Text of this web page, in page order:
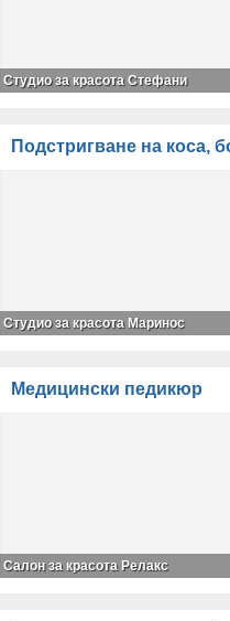
Студио за красота Стефани
Подстригване на коса,
Студио за красота Маринос
Медицински педикюр
Салон за красота Релакс